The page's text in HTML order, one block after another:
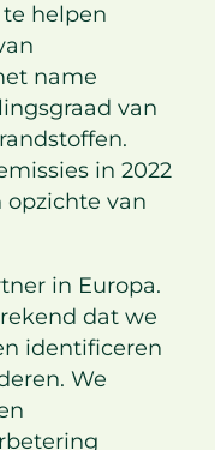
helpen
name
van
in 2022
opzichte van
in Europa.
dat we
identificeren
We